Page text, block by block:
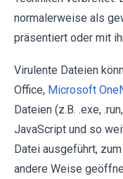
normalerweise als
präsentiert oder mit
Virulente Dateien
Office, Microsoft
Dateien (z.B. .exe,
JavaScript und so
Datei ausgeführt,
andere Weise